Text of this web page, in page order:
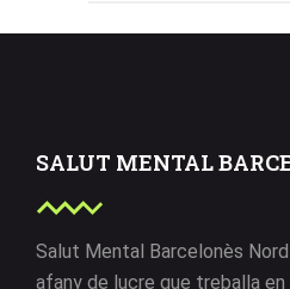
SALUT MENTAL
Salut Mental Barcelonès
afany de lucre que treballa